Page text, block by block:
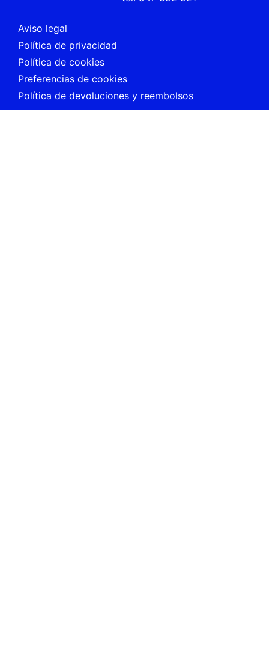
Aviso legal
Política de privacidad
Política de cookies
Preferencias de cookies
Política de devoluciones y reembolsos